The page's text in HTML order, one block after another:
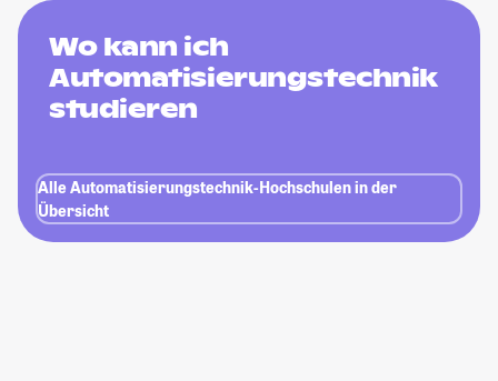
Wo kann ich
Automatisierungstechnik
studieren
Alle Automatisierungstechnik-Hochschulen in der
Übersicht